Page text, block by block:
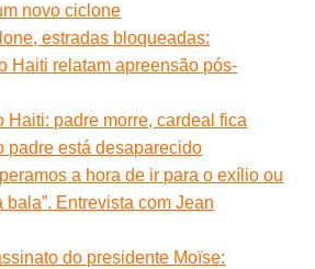
novo ciclone
estradas bloqueadas:
Haiti relatam apreensão pós-
Haiti: padre morre, cardeal fica
padre está desaparecido
a hora de ir para o exílio ou
bala”. Entrevista com Jean
do presidente Moïse: